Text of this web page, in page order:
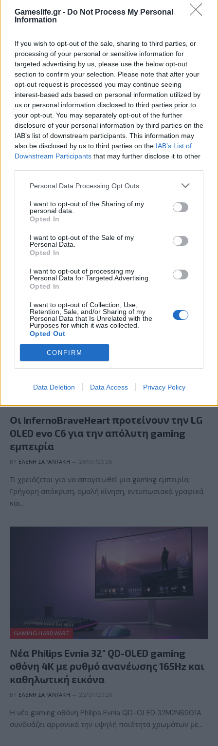
Gameslife.gr - Do Not Process My Personal
Information
If you wish to opt-out of the sale, sharing to third parties, or
processing of your personal or sensitive information for
targeted advertising by us, please use the below opt-out
section to confirm your selection. Please note that after your
opt-out request is processed you may continue seeing
interest-based ads based on personal information utilized by
us or personal information disclosed to third parties prior to
your opt-out. You may separately opt-out of the further
disclosure of your personal information by third parties on the
IAB’s list of downstream participants. This information may
also be disclosed by us to third parties on the IAB’s List of
Downstream Participants that may further disclose it to other
Personal Data Processing Opt Outs
I want to opt-out of the Sharing of my
personal data.
Opted In
I want to opt-out of the Sale of my
Personal Data.
Opted In
I want to opt-out of processing my
Personal Data for Targeted Advertising.
Opted In
I want to opt-out of Collection, Use,
Retention, Sale, and/or Sharing of my
Personal Data that Is Unrelated with the
Purposes for which it was collected.
Opted Out
CONFIRM
Data Deletion Data Access Privacy Policy
Summer Mode ON! Η LG μετατρέπει κάθε
BY ΠΈΤΡΟΣ ΚΥΠΡΑΊΟΣ 06/08/2026
Καλοκαιρινές στιγμές, ατελείωτες αποδράσεις και gaming
εμπειρίες με την τεχνολογία της LG UltraGear OLED. Η…
REVIEWS
The Mound: Omen of Cthulhu Review
ΠΈΤΡΟΣ ΚΥΠΡΑΊΟΣ 03/08/2026
Η ACE Team δεν ήταν ποτέ ένα στούντιο που
ακολουθούσε την πεπατημένη. Από τα Zeno…
Οι InfernoBraveHeart προτείνουν την LG
OLED evo C6 για την απόλυτη gaming
εμπειρία
BY ΕΛΈΝΗ ΣΑΡΑΝΤΆΚΗ 28/07/2026
Τι χρειάζεται για να απογειωθεί μια gaming εμπειρία;
Γρήγορη απόκριση, ομαλή κίνηση, εντυπωσιακά γραφικά
και…
GAMING HARDWARE
Νέα Philips Evnia 32″ QD-OLED gaming
οθόνη 4K με ρυθμό ανανέωσης 165Hz και
καθηλωτική εικόνα
BY ΕΛΈΝΗ ΣΑΡΑΝΤΆΚΗ 22/07/2026
Η νέα gaming οθόνη Philips Evnia QD-OLED 32M2N6901A
συνδυάζει αρμονικά την υψηλή ποιότητα χρωμάτων με…